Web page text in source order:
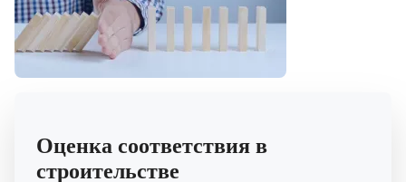
Оценка соответствия в
строительстве